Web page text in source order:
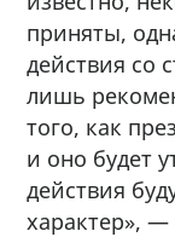
приняты,
действия со
лишь
того, как
и оно будет
действия
характер», —